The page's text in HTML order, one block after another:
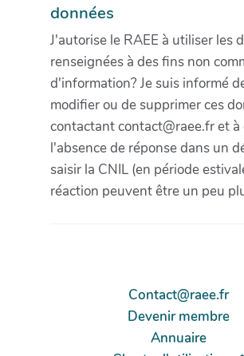
données
J'autorise le RAEE à utiliser les
renseignées à des fins non
d'information? Je suis informé
modifier ou de supprimer ces
contactant contact@raee.fr et
l'absence de réponse dans un
saisir la CNIL (en période
réaction peuvent être un peu
Contact@raee.fr
Devenir membre
Annuaire